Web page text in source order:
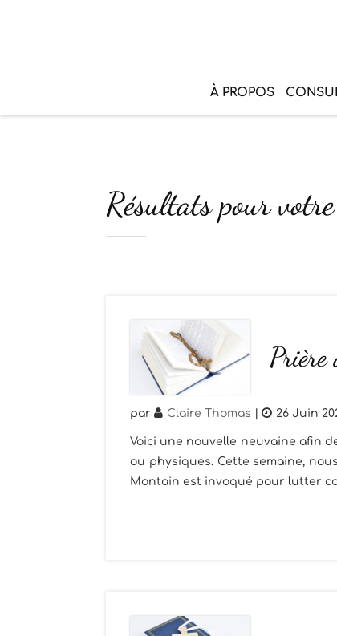
À PROPOS
Résultats pour
par Claire Thomas 26 Juin
Voici une nouvelle neuvaine afin
ou physiques. Cette semaine,
Montain est invoqué pour lutter